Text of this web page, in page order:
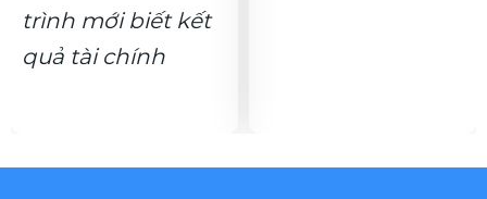
trình mới biết kết
quả tài chính